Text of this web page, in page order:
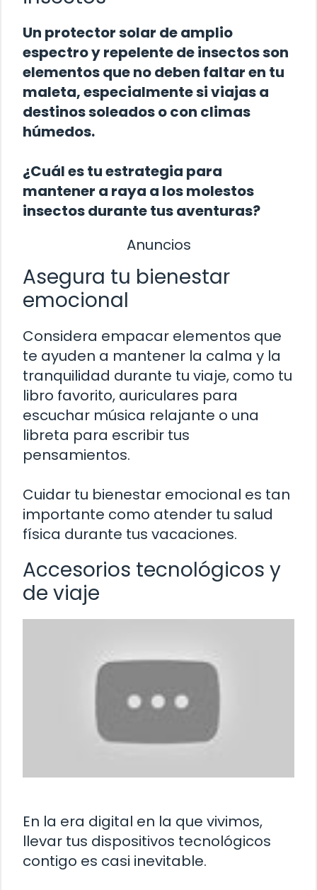
Un protector solar de amplio
espectro y repelente de insectos son
elementos que no deben faltar en tu
maleta, especialmente si viajas a
destinos soleados o con climas
húmedos.
¿Cuál es tu estrategia para
mantener a raya a los molestos
insectos durante tus aventuras?
Anuncios
Asegura tu bienestar
emocional
Considera empacar elementos que
te ayuden a mantener la calma y la
tranquilidad durante tu viaje, como tu
libro favorito, auriculares para
escuchar música relajante o una
libreta para escribir tus
pensamientos.
Cuidar tu bienestar emocional es tan
importante como atender tu salud
física durante tus vacaciones.
Accesorios tecnológicos y
de viaje
En la era digital en la que vivimos,
llevar tus dispositivos tecnológicos
contigo es casi inevitable.